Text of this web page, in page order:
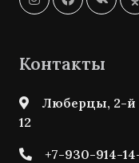
Контакты
Люберцы, 2-й
12
+7-930-914-